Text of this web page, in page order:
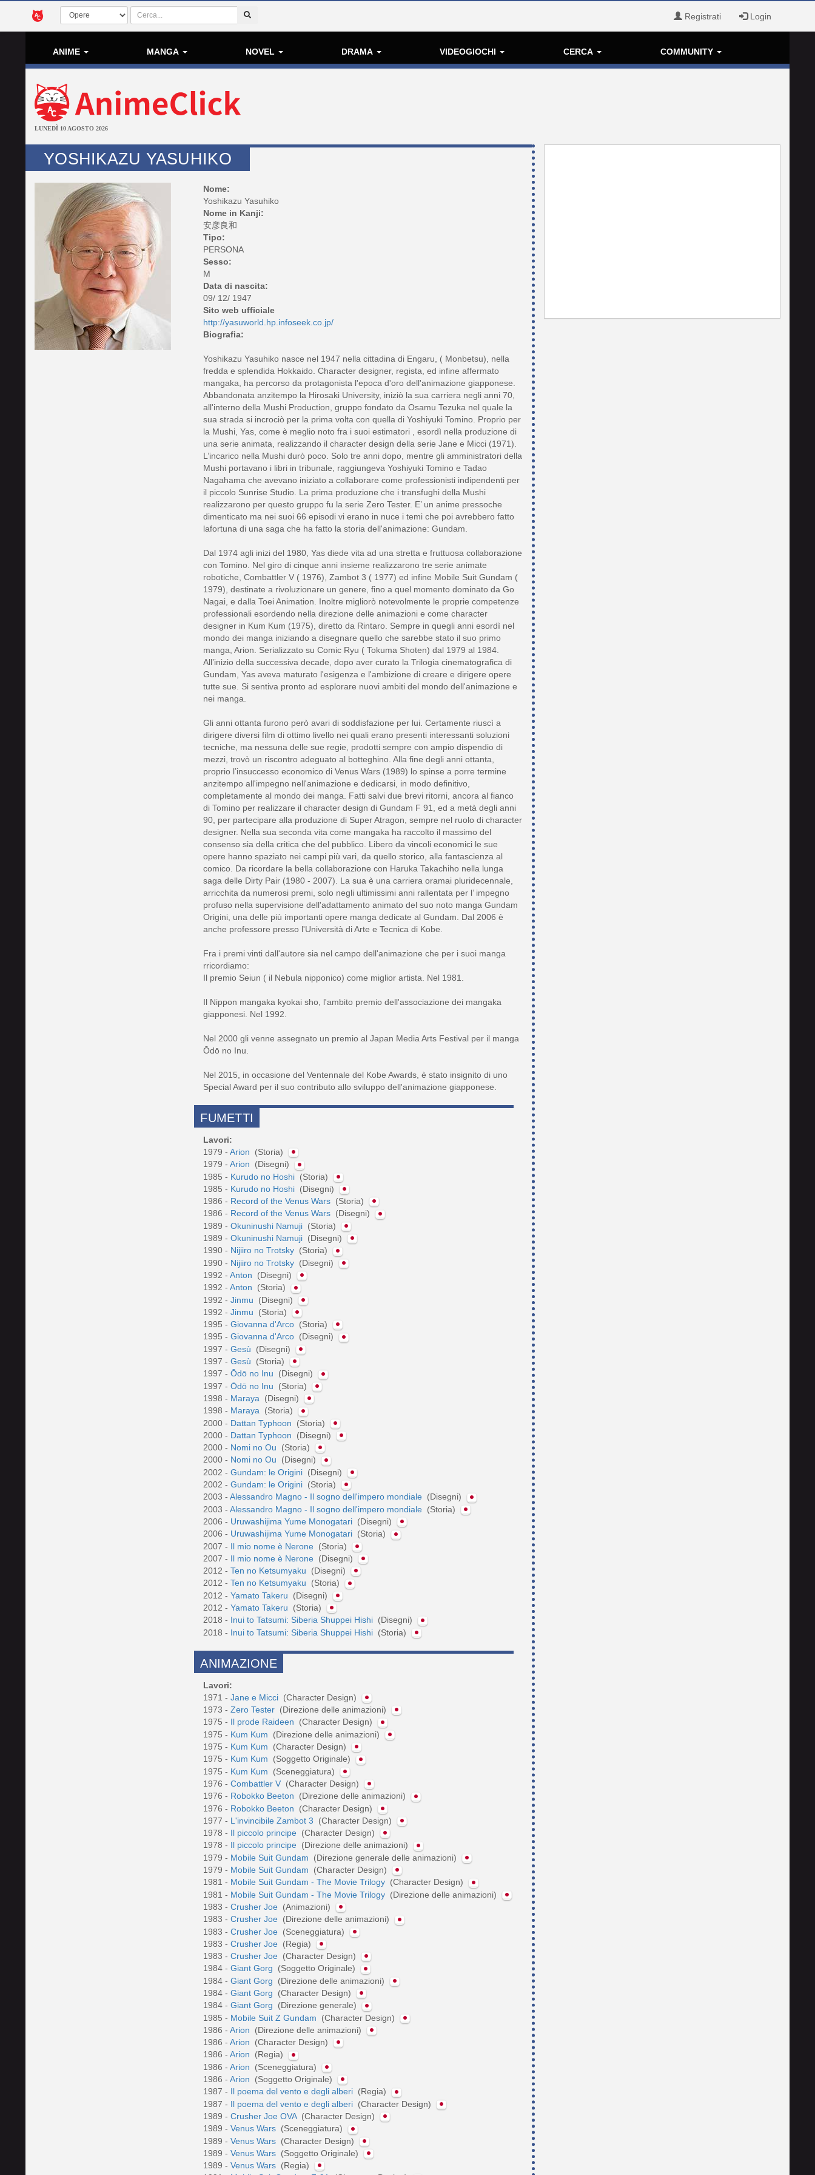
Registrati Login
ANIME MANGA NOVEL DRAMA VIDEOGIOCHI CERCA COMMUNITY
LUNEDÌ 10 AGOSTO 2026
YOSHIKAZU YASUHIKO
Nome:
Yoshikazu Yasuhiko
Nome in Kanji:
安彦良和
Tipo:
PERSONA
Sesso:
M
Data di nascita:
09/ 12/ 1947
Sito web ufficiale
http://yasuworld.hp.infoseek.co.jp/
Biografia:
Yoshikazu Yasuhiko nasce nel 1947 nella cittadina di Engaru, ( Monbetsu), nella
fredda e splendida Hokkaido. Character designer, regista, ed infine affermato
mangaka, ha percorso da protagonista l'epoca d'oro dell'animazione giapponese.
Abbandonata anzitempo la Hirosaki University, iniziò la sua carriera negli anni 70,
all'interno della Mushi Production, gruppo fondato da Osamu Tezuka nel quale la
sua strada si incrociò per la prima volta con quella di Yoshiyuki Tomino. Proprio per
la Mushi, Yas, come è meglio noto fra i suoi estimatori , esordì nella produzione di
una serie animata, realizzando il character design della serie Jane e Micci (1971).
L’incarico nella Mushi durò poco. Solo tre anni dopo, mentre gli amministratori della
Mushi portavano i libri in tribunale, raggiungeva Yoshiyuki Tomino e Tadao
Nagahama che avevano iniziato a collaborare come professionisti indipendenti per
il piccolo Sunrise Studio. La prima produzione che i transfughi della Mushi
realizzarono per questo gruppo fu la serie Zero Tester. E’ un anime pressoche
dimenticato ma nei suoi 66 episodi vi erano in nuce i temi che poi avrebbero fatto
lafortuna di una saga che ha fatto la storia dell'animazione: Gundam.
Dal 1974 agli inizi del 1980, Yas diede vita ad una stretta e fruttuosa collaborazione
con Tomino. Nel giro di cinque anni insieme realizzarono tre serie animate
robotiche, Combattler V ( 1976), Zambot 3 ( 1977) ed infine Mobile Suit Gundam (
1979), destinate a rivoluzionare un genere, fino a quel momento dominato da Go
Nagai, e dalla Toei Animation. Inoltre migliorò notevolmente le proprie competenze
professionali esordendo nella direzione delle animazioni e come character
designer in Kum Kum (1975), diretto da Rintaro. Sempre in quegli anni esordì nel
mondo dei manga iniziando a disegnare quello che sarebbe stato il suo primo
manga, Arion. Serializzato su Comic Ryu ( Tokuma Shoten) dal 1979 al 1984.
All’inizio della successiva decade, dopo aver curato la Trilogia cinematografica di
Gundam, Yas aveva maturato l'esigenza e l'ambizione di creare e dirigere opere
tutte sue. Si sentiva pronto ad esplorare nuovi ambiti del mondo dell'animazione e
nei manga.
Gli anni ottanta furono però avari di soddisfazione per lui. Certamente riuscì a
dirigere diversi film di ottimo livello nei quali erano presenti interessanti soluzioni
tecniche, ma nessuna delle sue regie, prodotti sempre con ampio dispendio di
mezzi, trovò un riscontro adeguato al botteghino. Alla fine degli anni ottanta,
proprio l’insuccesso economico di Venus Wars (1989) lo spinse a porre termine
anzitempo all'impegno nell'animazione e dedicarsi, in modo definitivo,
completamente al mondo dei manga. Fatti salvi due brevi ritorni, ancora al fianco
di Tomino per realizzare il character design di Gundam F 91, ed a metà degli anni
90, per partecipare alla produzione di Super Atragon, sempre nel ruolo di character
designer. Nella sua seconda vita come mangaka ha raccolto il massimo del
consenso sia della critica che del pubblico. Libero da vincoli economici le sue
opere hanno spaziato nei campi più vari, da quello storico, alla fantascienza al
comico. Da ricordare la bella collaborazione con Haruka Takachiho nella lunga
saga delle Dirty Pair (1980 - 2007). La sua è una carriera oramai pluridecennale,
arricchita da numerosi premi, solo negli ultimissimi anni rallentata per l’ impegno
profuso nella supervisione dell'adattamento animato del suo noto manga Gundam
Origini, una delle più importanti opere manga dedicate al Gundam. Dal 2006 è
anche professore presso l'Università di Arte e Tecnica di Kobe.
Fra i premi vinti dall'autore sia nel campo dell'animazione che per i suoi manga
rricordiamo:
Il premio Seiun ( il Nebula nipponico) come miglior artista. Nel 1981.
Il Nippon mangaka kyokai sho, l'ambito premio dell'associazione dei mangaka
giapponesi. Nel 1992.
Nel 2000 gli venne assegnato un premio al Japan Media Arts Festival per il manga
Ōdō no Inu.
Nel 2015, in occasione del Ventennale del Kobe Awards, è stato insignito di uno
FUMETTI
Lavori:
1979 -Arion
(Storia)
1979 -Arion
(Disegni)
1985 - Kurudo no Hoshi (Storia)
1985 - Kurudo no Hoshi (Disegni)
1986 - Record of the Venus Wars (Storia)
1986 - Record of the Venus Wars (Disegni)
1989 -Okuninushi Namuji (Storia)
1989 -Okuninushi Namuji (Disegni)
1990 - Nijiiro no Trotsky (Storia)
1990 - Nijiiro no Trotsky (Disegni)
1992 -Anton
(Disegni)
1992 -Anton
(Storia)
1992 -Jinmu
(Disegni)
1992 -Jinmu
(Storia)
1995 -Giovanna d'Arco (Storia)
1995 -Giovanna d'Arco (Disegni)
1997 -Gesù
(Disegni)
1997 -Gesù
(Storia)
1997 -Ōdō no Inu
(Disegni)
1997 -Ōdō no Inu
(Storia)
1998 - Maraya
(Disegni)
1998 - Maraya (Storia)
2000 - Dattan Typhoon
(Storia)
2000 - Dattan Typhoon
(Disegni)
2000 - Nomi no Ou
(Storia)
2000 - Nomi no Ou
(Disegni)
2002 -Gundam: le Origini (Disegni)
2002 -Gundam: le Origini (Storia)
2003 -Alessandro Magno - Il sogno dell'impero mondiale (Disegni)
2003 -Alessandro Magno - Il sogno dell'impero mondiale (Storia)
2006 - Uruwashijima Yume Monogatari (Disegni)
2006 - Uruwashijima Yume Monogatari (Storia)
2007 - Il mio nome è Nerone (Storia)
2007 - Il mio nome è Nerone (Disegni)
2012 -Ten no Ketsumyaku
(Disegni)
2012 -Ten no Ketsumyaku
(Storia)
2012 -Yamato Takeru
(Disegni)
2012 -Yamato Takeru
(Storia)
2018 - Inui to Tatsumi: Siberia Shuppei Hishi (Disegni)
2018 - Inui to Tatsumi: Siberia Shuppei Hishi (Storia)
ANIMAZIONE
Lavori:
1971 -Jane e Micci (Character Design)
1973 -Zero Tester (Direzione delle animazioni)
1975 - Il prode Raideen
(Character Design)
1975 - Kum Kum
(Direzione delle animazioni)
1975 - Kum Kum
(Character Design)
1975 - Kum Kum
(Soggetto Originale)
1975 - Kum Kum
(Sceneggiatura)
1976 -Combattler V (Character Design)
1976 - Robokko Beeton
(Direzione delle animazioni)
1976 - Robokko Beeton
(Character Design)
1977 - L'invincibile Zambot 3
(Character Design)
1978 - Il piccolo principe (Character Design)
1978 - Il piccolo principe (Direzione delle animazioni)
1979 - Mobile Suit Gundam
(Direzione generale delle animazioni)
1979 - Mobile Suit Gundam
(Character Design)
1981 - Mobile Suit Gundam - The Movie Trilogy (Character Design)
1981 - Mobile Suit Gundam - The Movie Trilogy (Direzione delle animazioni)
1983 -Crusher Joe (Animazioni)
1983 -Crusher Joe (Direzione delle animazioni)
1983 -Crusher Joe (Sceneggiatura)
1983 -Crusher Joe (Regia)
1983 -Crusher Joe (Character Design)
1984 -Giant Gorg
(Soggetto Originale)
1984 -Giant Gorg
(Direzione delle animazioni)
1984 -Giant Gorg
(Character Design)
1984 -Giant Gorg
(Direzione generale)
1985 - Mobile Suit Z Gundam
(Character Design)
1986 -Arion
(Direzione delle animazioni)
1986 -Arion
(Character Design)
1986 -Arion
(Regia)
1986 -Arion
(Sceneggiatura)
1986 -Arion
(Soggetto Originale)
1987 - Il poema del vento e degli alberi (Regia)
1987 - Il poema del vento e degli alberi (Character Design)
1989 -Crusher Joe OVA (Character Design)
1989 -Venus Wars (Sceneggiatura)
1989 -Venus Wars (Character Design)
1989 -Venus Wars (Soggetto Originale)
1989 -Venus Wars (Regia)